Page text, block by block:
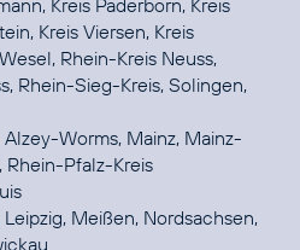
Kreis Paderborn, Kreis
Kreis Viersen, Kreis
Rhein-Kreis Neuss,
Rhein-Sieg-Kreis, Solingen,
Alzey-Worms, Mainz, Mainz-
Rhein-Pfalz-Kreis
Leipzig, Meißen, Nordsachsen,